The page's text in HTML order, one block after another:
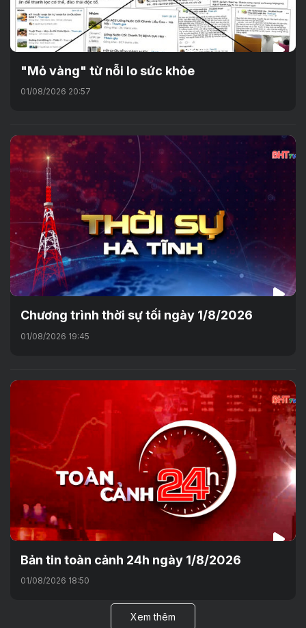
"Mỏ vàng" từ nỗi lo sức khỏe
01/08/2026 20:57
Chương trình thời sự tối ngày 1/8/2026
01/08/2026 19:45
Bản tin toàn cảnh 24h ngày 1/8/2026
01/08/2026 18:50
Xem thêm